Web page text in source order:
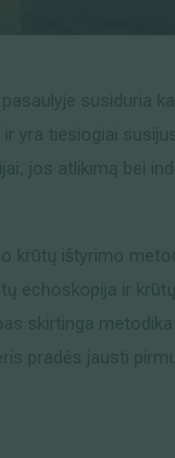
susiduria
yra tiesiogiai
jos atlikimą bei
krūtų ištyrimo
echoskopija ir
skirtinga
pradės jausti